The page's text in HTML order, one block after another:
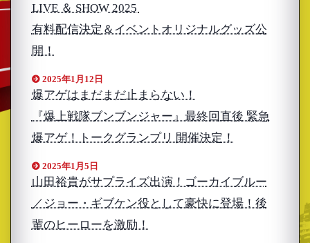
LIVE ＆ SHOW 2025
有料配信決定＆イベントオリジナルグッズ公
開！
2025年1月12日
爆アゲはまだまだ止まらない！
『爆上戦隊ブンブンジャー』最終回直後 緊急
爆アゲ！トークグランプリ 開催決定！
2025年1月5日
山田裕貴がサプライズ出演！ゴーカイブルー
／ジョー・ギブケン役として豪快に登場！後
輩のヒーローを激励！